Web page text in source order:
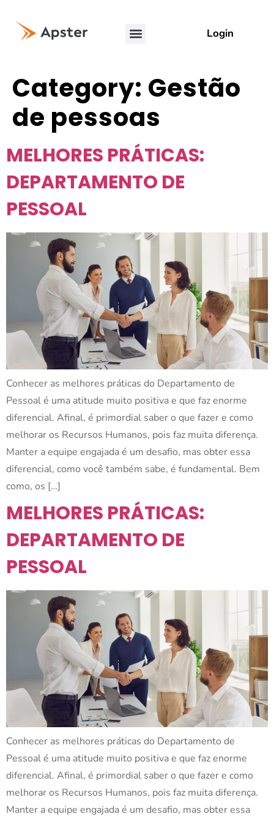
Login
Category: Gestão
de pessoas
MELHORES PRÁTICAS:
DEPARTAMENTO DE
PESSOAL
Conhecer as melhores práticas do Departamento de
Pessoal é uma atitude muito positiva e que faz enorme
diferencial. Afinal, é primordial saber o que fazer e como
melhorar os Recursos Humanos, pois faz muita diferença.
Manter a equipe engajada é um desafio, mas obter essa
diferencial, como você também sabe, é fundamental. Bem
como, os […]
MELHORES PRÁTICAS:
DEPARTAMENTO DE
PESSOAL
Conhecer as melhores práticas do Departamento de
Pessoal é uma atitude muito positiva e que faz enorme
diferencial. Afinal, é primordial saber o que fazer e como
melhorar os Recursos Humanos, pois faz muita diferença.
Manter a equipe engajada é um desafio, mas obter essa